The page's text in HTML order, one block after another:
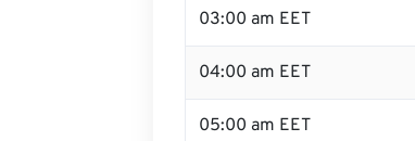
03:00 am EET
04:00 am EET
05:00 am EET